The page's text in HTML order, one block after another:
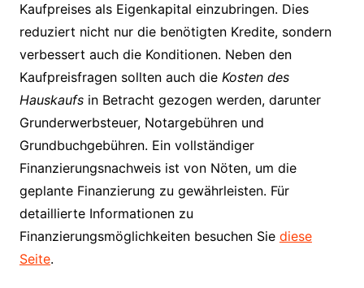
Kaufpreises als Eigenkapital einzubringen. Dies
reduziert nicht nur die benötigten Kredite, sondern
verbessert auch die Konditionen. Neben den
Kaufpreisfragen sollten auch die Kosten des
Hauskaufsin Betracht gezogen werden, darunter
Grunderwerbsteuer, Notargebühren und
Grundbuchgebühren. Ein vollständiger
Finanzierungsnachweis ist von Nöten, um die
geplante Finanzierung zu gewährleisten. Für
detaillierte Informationen zu
Finanzierungsmöglichkeiten besuchen Sie diese
Seite.